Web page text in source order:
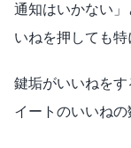
通知はいかない
いねを押しても特
鍵垢がいいねを
イートのいいねの